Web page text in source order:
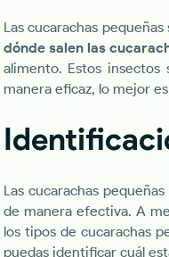
Las cucarachas
dónde salen las
alimento. Estos
manera eficaz, lo mejor
Las cucarachas
de manera efectiva. A
los tipos de cucarachas
puedas identificar cuál